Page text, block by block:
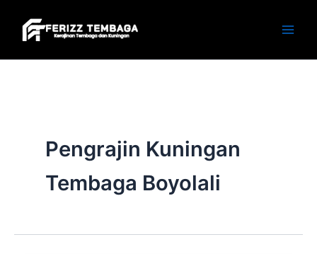
content
Pengrajin Kuningan
Tembaga Boyolali